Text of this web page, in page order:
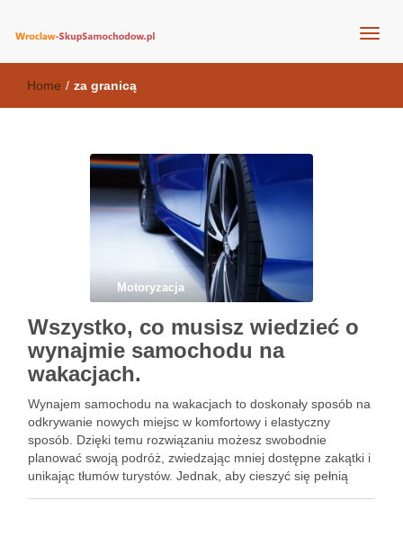
wroclaw-skupsamochodow.pl
Home / za granicą
Motoryzacja
Wszystko, co musisz wiedzieć o
wynajmie samochodu na
wakacjach.
Wynajem samochodu na wakacjach to doskonały sposób na
odkrywanie nowych miejsc w komfortowy i elastyczny
sposób. Dzięki temu rozwiązaniu możesz swobodnie
planować swoją podróż, zwiedzając mniej dostępne zakątki i
unikając tłumów turystów. Jednak, aby cieszyć się pełnią